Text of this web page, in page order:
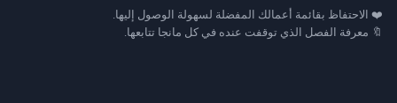
❤️ الاحتفاظ بقائمة أعمالك المفضلة لسهولة الوصول إليها.
🔖 معرفة الفصل الذي توقفت عنده في كل مانجا تتابعها.